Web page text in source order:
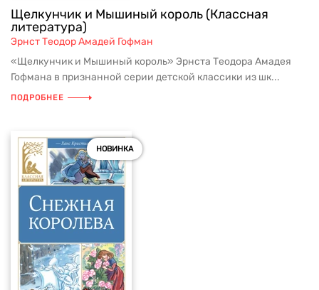
Щелкунчик и Мышиный король (Классная
литература)
Эрнст Теодор Амадей Гофман
«Щелкунчик и Мышиный король» Эрнста Теодора Амадея
Гофмана в признанной серии детской классики из шк...
ПОДРОБНЕЕ
НОВИНКА